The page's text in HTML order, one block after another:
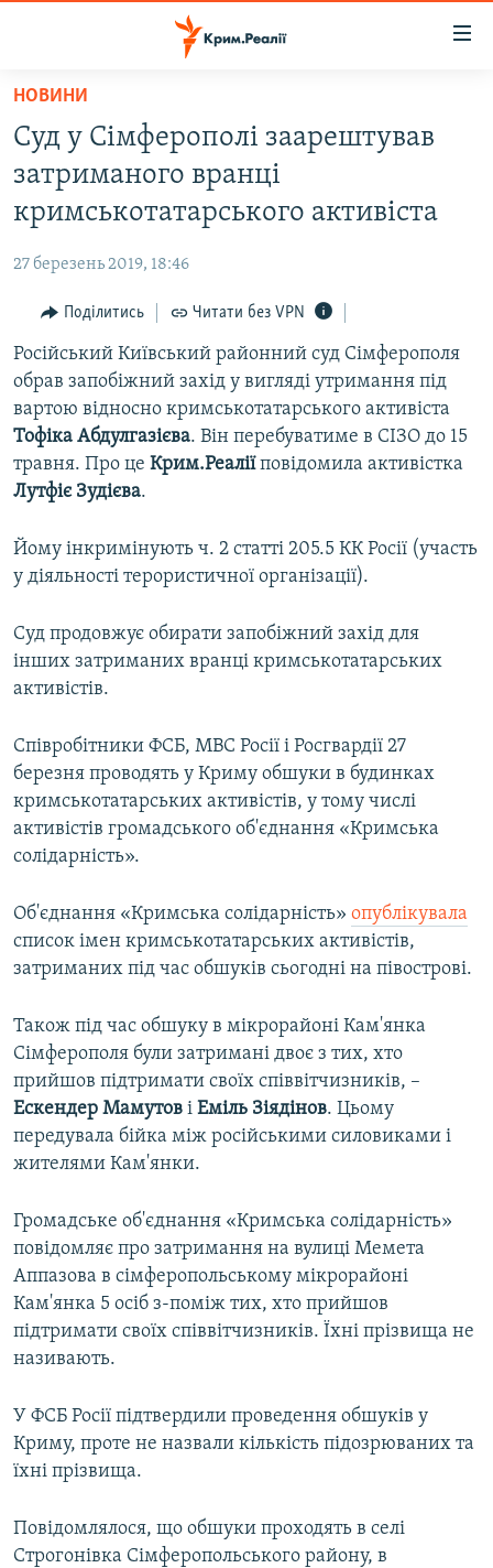
Перейти
основного
матеріалу
Перейти
до
основної
навігації
Перейти
пошуку
ВОДА.КРИМ
ВІДЕО ТА ФОТО
БЛОГИ
ПОГЛЯД
ІНТЕРВ'Ю
ВСЕ ЗА ДЕНЬ
СПЕЦПРОЕКТИ
ДЕПОРТАЦІЯ
СВІДЧЕННЯ ОКУПАЦІЇ
ІНФОГРАФІКА
ЯК ОБІЙТИ БЛОКУВАННЯ
Русский
Qırımtatar
ДОЛУЧАЙСЯ!
Усі сайти RFE/RL
НОВИНИ
Суд у Сімферополі заарештував
затриманого вранці
кримськотатарського активіста
27 березень 2019, 18:46
Поділитись Читати без VPN
Російський Київський районний суд Сімферополя
обрав запобіжний захід у вигляді утримання під
вартою відносно кримськотатарського активіста
Тофіка Абдулгазієва. Він перебуватиме в СІЗО до 15
травня. Про це Крим.Реаліїповідомила активістка
Лутфіє Зудієва.
Йому інкримінують ч. 2 статті 205.5 КК Росії (участь
у діяльності терористичної організації).
Суд продовжує обирати запобіжний захід для
інших затриманих вранці кримськотатарських
активістів.
Співробітники ФСБ, МВС Росії і Росгвардії 27
березня проводять у Криму обшуки в будинках
кримськотатарських активістів, у тому числі
активістів громадського об'єднання «Кримська
солідарність».
Об'єднання «Кримська солідарність» опублікувала
список імен кримськотатарських активістів,
затриманих під час обшуків сьогодні на півострові.
Також під час обшуку в мікрорайоні Кам'янка
Сімферополя були затримані двоє з тих, хто
прийшов підтримати своїх співвітчизників, –
Ескендер Мамутов і Еміль Зіядінов. Цьому
передувала бійка між російськими силовиками і
жителями Кам'янки.
Громадське об'єднання «Кримська солідарність»
повідомляє про затримання на вулиці Мемета
Аппазова в сімферопольському мікрорайоні
Кам'янка 5 осіб з-поміж тих, хто прийшов
підтримати своїх співвітчизників. Їхні прізвища не
називають.
У ФСБ Росії підтвердили проведення обшуків у
Криму, проте не назвали кількість підозрюваних та
їхні прізвища.
Повідомлялося, що обшуки проходять в селі
Строгонівка Сімферопольського району, в